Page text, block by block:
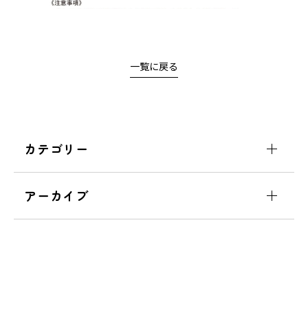
一覧に戻る
カテゴリー
アーカイブ